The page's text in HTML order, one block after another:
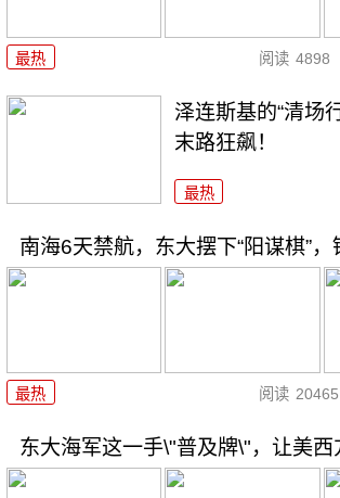
最热 阅读 4898
泽连斯基的“清场
末路狂飙！
最热
南海6天禁航，东大摆下“阳谋棋”，
最热 阅读 20465
东大海军这一手\"普及牌\"，让美西